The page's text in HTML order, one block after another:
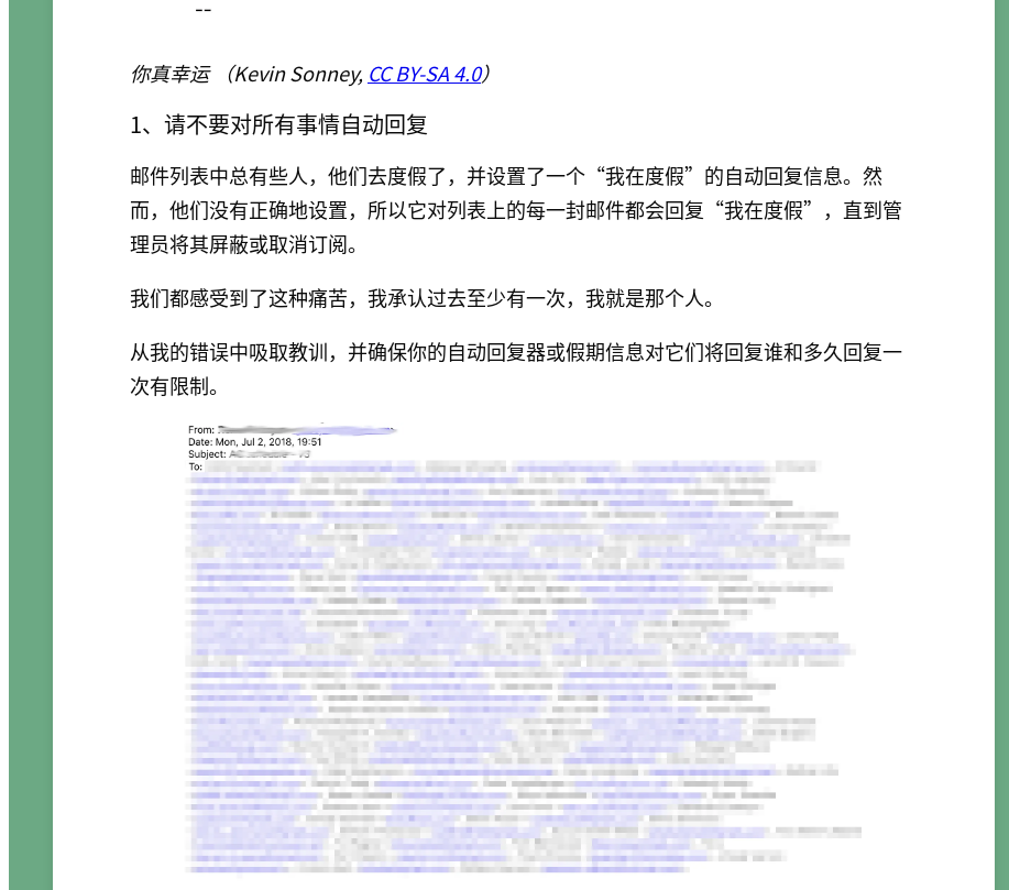
你真幸运 （Kevin Sonney, CC BY-SA 4.0）
1、请不要对所有事情自动回复
邮件列表中总有些人，他们去度假了，并设置了一个“我在度假”的自动回复信息。然
而，他们没有正确地设置，所以它对列表上的每一封邮件都会回复“我在度假”，直到管
理员将其屏蔽或取消订阅。
我们都感受到了这种痛苦，我承认过去至少有一次，我就是那个人。
从我的错误中吸取教训，并确保你的自动回复器或假期信息对它们将回复谁和多久回复一
次有限制。